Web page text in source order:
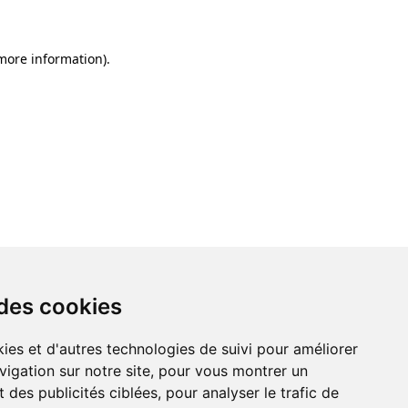
cookies
et d'autres technologies de suivi pour améliorer
sur notre site, pour vous montrer un
des publicités ciblées, pour analyser le trafic de
information).